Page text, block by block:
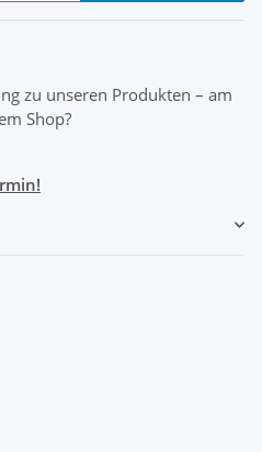
zu unseren Produkten – am
Shop?